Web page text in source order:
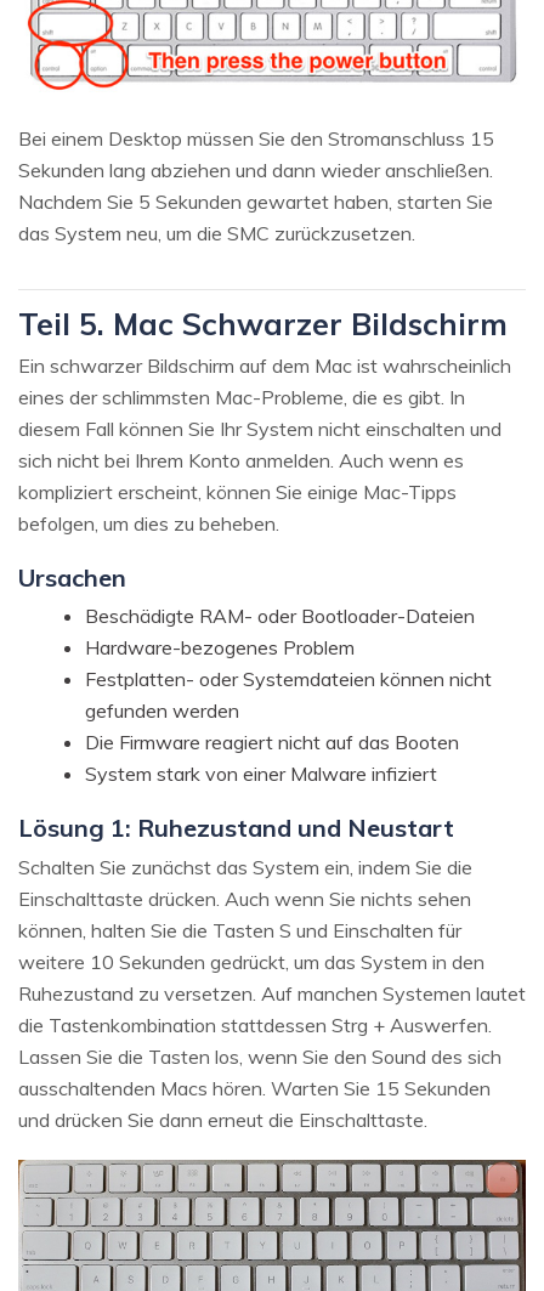
Bei einem Desktop müssen Sie den Stromanschluss 15
Sekunden lang abziehen und dann wieder anschließen.
Nachdem Sie 5 Sekunden gewartet haben, starten Sie
das System neu, um die SMC zurückzusetzen.
Teil 5. Mac Schwarzer Bildschirm
Ein schwarzer Bildschirm auf dem Mac ist wahrscheinlich
eines der schlimmsten Mac-Probleme, die es gibt. In
diesem Fall können Sie Ihr System nicht einschalten und
sich nicht bei Ihrem Konto anmelden. Auch wenn es
kompliziert erscheint, können Sie einige Mac-Tipps
befolgen, um dies zu beheben.
Ursachen
Beschädigte RAM- oder Bootloader-Dateien
Hardware-bezogenes Problem
Festplatten- oder Systemdateien können nicht
gefunden werden
Die Firmware reagiert nicht auf das Booten
System stark von einer Malware infiziert
Lösung 1: Ruhezustand und Neustart
Schalten Sie zunächst das System ein, indem Sie die
Einschalttaste drücken. Auch wenn Sie nichts sehen
können, halten Sie die Tasten S und Einschalten für
weitere 10 Sekunden gedrückt, um das System in den
Ruhezustand zu versetzen. Auf manchen Systemen lautet
die Tastenkombination stattdessen Strg + Auswerfen.
Lassen Sie die Tasten los, wenn Sie den Sound des sich
ausschaltenden Macs hören. Warten Sie 15 Sekunden
und drücken Sie dann erneut die Einschalttaste.